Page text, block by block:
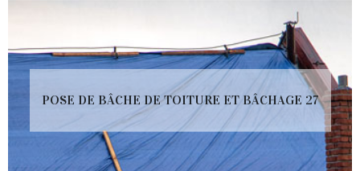
POSE DE BÂCHE DE TOITURE ET BÂCHAGE 27